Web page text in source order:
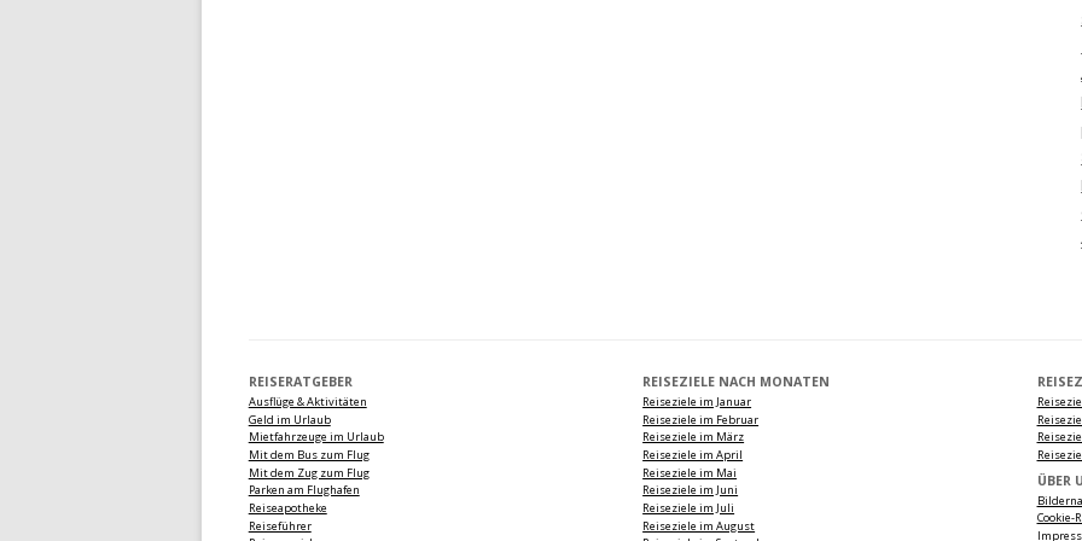
REISERATGEBER
Ausflüge & Aktivitäten
Geld im Urlaub
Mietfahrzeuge im Urlaub
Mit dem Bus zum Flug
Mit dem Zug zum Flug
Parken am Flughafen
Reiseapotheke
Reiseführer
REISEZIELE NACH MONATEN
Reiseziele im Januar
Reiseziele im Februar
Reiseziele im März
Reiseziele im April
Reiseziele im Mai
Reiseziele im Juni
Reiseziele im Juli
Reiseziele im August
ÜBER
Cookie-